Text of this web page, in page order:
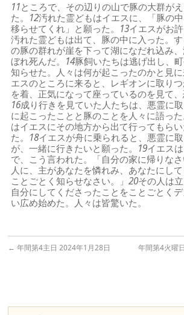
11ところで、その辺りの山で豚の大群が
た。 12汚れた霊どもはイエスに、「豚の
移らせてくれ」と願った。 13イエスがお
汚れた霊どもは出て、豚の中に入った。
の豚の群れが崖を下って湖になだれ込み
ぼれ死んだ。 14豚飼いたちは逃げ出し、
知らせた。人々は何が起こったのかと見に
エスのところに来ると、レギオンに取り
を着、正気になって座っているのを見て、
16成り行きを見ていた人たちは、悪霊に
に起こったことと豚のことを人々に語った
はイエスにその地方から出て行ってもら
た。 18イエスが舟に乗られると、悪霊に
が、一緒に行きたいと願った。 19イエス
で、こう言われた。「自分の家に帰りな
人に、主があなたを憐れみ、あなたにし
ことごとく知らせなさい。」20その人は
自分にしてくださったことをことごとく
い広め始めた。人々は皆驚いた。
← 年間第4主日 2024年1月28日
年間第4火曜